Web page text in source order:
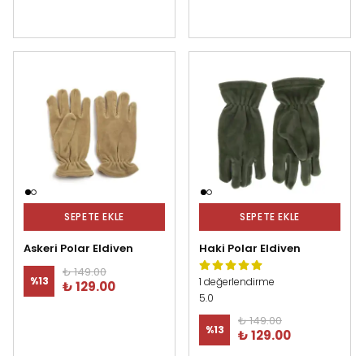
SEPETE EKLE
Askeri Polar Eldiven
%13
₺ 149.00
₺ 129.00
SEPETE EKLE
Haki Polar Eldiven
1 değerlendirme
5.0
%13
₺ 149.00
₺ 129.00